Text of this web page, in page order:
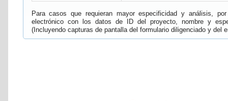
Para casos que requieran mayor especificidad y análisis,
electrónico con los datos de ID del proyecto, nombre y
(Incluyendo capturas de pantalla del formulario diligenciado y del